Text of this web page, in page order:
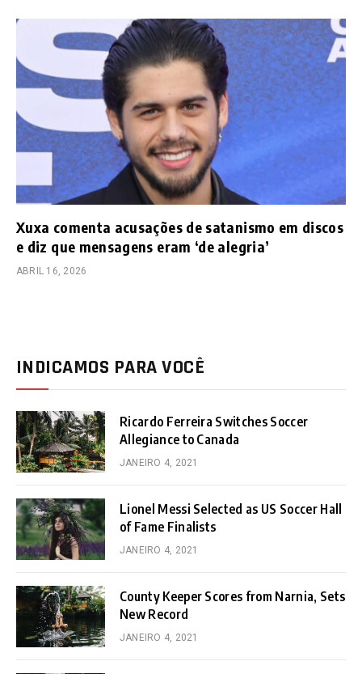
Xuxa comenta acusações de satanismo em discos
e diz que mensagens eram ‘de alegria’
ABRIL 16, 2026
INDICAMOS PARA VOCÊ
Ricardo Ferreira Switches Soccer
Allegiance to Canada
JANEIRO 4, 2021
Lionel Messi Selected as US Soccer Hall
of Fame Finalists
JANEIRO 4, 2021
County Keeper Scores from Narnia, Sets
New Record
JANEIRO 4, 2021